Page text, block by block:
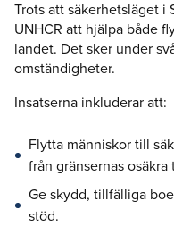
Trots att säkerhetsläget i
UNHCR att hjälpa både
landet. Det sker under
omständigheter.
Insatserna inkluderar att:
Flytta människor till
från gränsernas osäkra
Ge skydd, tillfälliga
stöd.